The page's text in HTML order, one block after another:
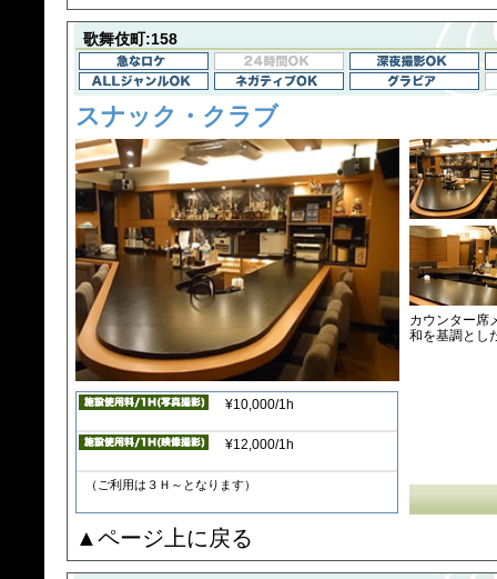
歌舞伎町:158
スナック・クラブ
¥10,000/1h
¥12,000/1h
（ご利用は３Ｈ～となります）
カウンター席
和を基調とし
▲ページ上に戻る